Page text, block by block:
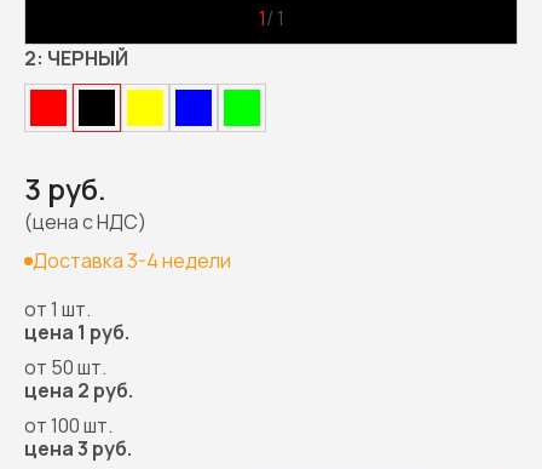
1/ 1
2: ЧЕРНЫЙ
3 руб.
(цена с НДС)
Доставка 3-4 недели
от 1 шт.
цена 1 руб.
от 50 шт.
цена 2 руб.
от 100 шт.
цена 3 руб.